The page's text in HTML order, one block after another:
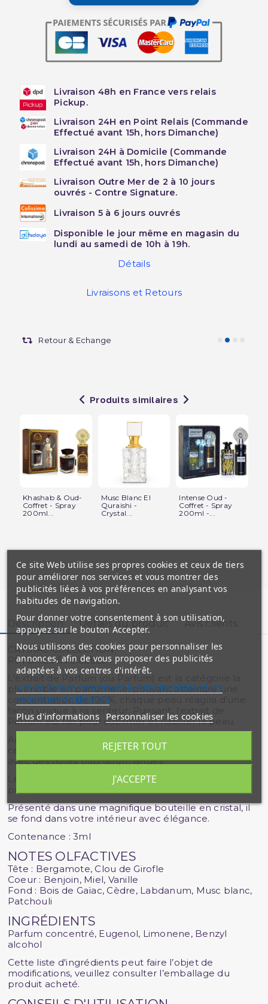
Livraison 48h en France vers relais
Pickup.
Livraison 24H en Point Relais (Commande
Effectué avant 15h, hors Dimanche)
Livraison 24H à Domicile (Commande
Effectué avant 15h, hors Dimanche)
Livraison Outre Mer de 2 à 10 jours
ouvrés - Contre Signature.
Livraison 5 à 6 jours ouvrés
Disponible le jour même en magasin du
lundi au samedi de 10h à 19h.
Détails
Livraisons et Retours
Retour & Echange
Produits similaires
Khashab & Oud-
Coffret - Spray
200ml...
Musc Blanc El
Quraishi -
Crystal...
Intense Oud -
Coffret - Spray
200ml -...
Description Détails du produit Avis clients
CRYSTAL COLLECTION
RÊVERIES ÉVEILLÉES
L'extrait de Parfum (ou Parfum) est la catégorie la
plus noble en parfumerie, pouvant atteindre une
concentration de 100%, chaque peau réagira d'une
façon unique à sa senteur. Puissant, l'extrait de
Parfum est fait pour sublimer et habiller la peau.
ce parfum aux teintes légèrement épicées, s’arrondi
avec des notes plus gourmandes.
Le tout agrémenté de notes de fond boisées,
Présenté dans une magnifique bouteille en cristal, il
se fond dans votre intérieur avec élégance.
Contenance : 3ml
NOTES OLFACTIVES
Tête : Bergamote, Clou de Girofle
Coeur : Benjoin, Miel, Vanille
Fond : Bois de Gaïac, Cèdre, Labdanum, Musc blanc,
Patchouli
INGRÉDIENTS
Parfum concentré, Eugenol, Limonene, Benzyl
alcohol
Cette liste d'ingrédients peut faire l’objet de
modifications, veuillez consulter l’emballage du
produit acheté.
Ce site Web utilise ses propres cookies et ceux de tiers
pour améliorer nos services et vous montrer des
publicités liées à vos préférences en analysant vos
habitudes de navigation.
Pour donner votre consentement à son utilisation,
appuyez sur le bouton Accepter.
Nous utilisons des cookies pour personnaliser les
annonces, afin de vous proposer des publicités
adaptées à vos centres d'intérêt.
site de Google concernant la confidentialité et les
conditions d'utilisation
Plus d'informations Personnaliser les cookies
REJETER TOUT
J'ACCEPTE